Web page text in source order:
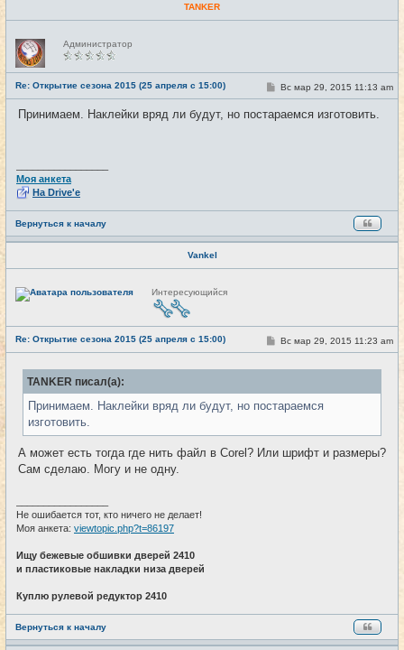
TANKER
Н
е
в
с
е
т
и
Администратор
Re: Открытие сезона 2015 (25 апреля с 15:00) #21
С
о
б
Вс мар 29, 2015 11:13 am
Принимаем. Наклейки вряд ли будут, но постараемся изготовить.
Моя анкета
На Drive'e
Вернуться к началу
Vankel
Н
е
е
т
и
Интересующийся
Re: Открытие сезона 2015 (25 апреля с 15:00) #22
С
о
б
е
н
Вс мар 29, 2015 11:23 am
TANKER писал(а):
Принимаем. Наклейки вряд ли будут, но постараемся
изготовить.
А может есть тогда где нить файл в Corel? Или шрифт и размеры?
Сам сделаю. Могу и не одну.
Не ошибается тот, кто ничего не делает!
Моя анкета: viewtopic.php?t=86197
Ищу бежевые обшивки дверей 2410
и пластиковые накладки низа дверей
Куплю рулевой редуктор 2410
Вернуться к началу